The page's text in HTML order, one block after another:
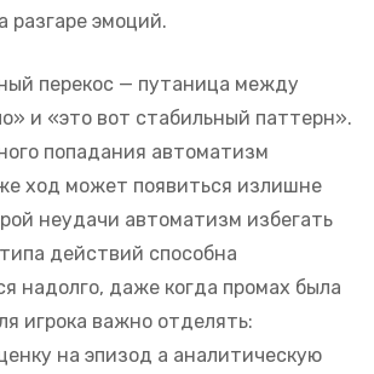
разгаре эмоций.
перекос — путаница между
и «это вот стабильный паттерн».
попадания автоматизм
ход может появиться излишне
неудачи автоматизм избегать
действий способна
надолго, даже когда промах была
игрока важно отделять:
на эпизод а аналитическую